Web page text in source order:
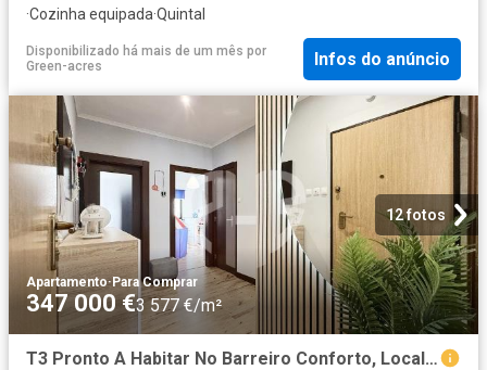
·Cozinha equipada·Quintal
Disponibilizado há mais de um mês por
Green-acres
Infos do anúncio
12 fotos
Apartamento·Para Comprar
347 000 €3 577 €/m²
T3 Pronto A Habitar No Barreiro Conforto, Localização E Qu. 97m² Barreiro e Verderena